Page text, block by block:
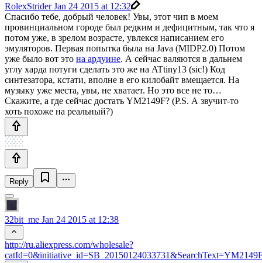
RolexStriderJan 24 2015 at 12:32
Спасибо тебе, добрый человек! Увы, этот чип в моем
провинциальном городе был редким и дефицитным, так что я
потом уже, в зрелом возрасте, увлекся написанием его
эмуляторов. Первая попытка была на Java (MIDP2.0) Потом
уже было вот это на ардуине. А сейчас валяются в дальнем
углу харда потуги сделать это же на ATtiny13 (sic!) Код
синтезатора, кстати, вполне в его килобайт вмещается. На
музыку уже места, увы, не хватает. Но это все не то…
Скажите, а где сейчас достать YM2149F? (P.S. А звучит-то
хоть похоже на реальный?)
Reply
32bit_me Jan 24 2015 at 12:38
http://ru.aliexpress.com/wholesale?